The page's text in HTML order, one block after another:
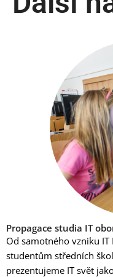
Propagace studia IT
Od samotného vzniku
studentům středních
prezentujeme IT svět